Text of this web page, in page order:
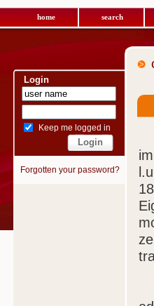
home search
Login
Keep me logged in
Forgotten your password?